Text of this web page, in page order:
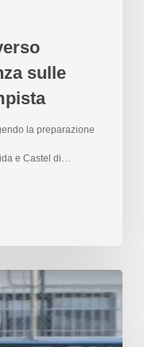
sulle
la preparazione
e Castel di…